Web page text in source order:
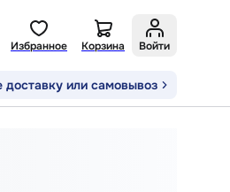
Избранное Корзина Войти
доставку или самовывоз